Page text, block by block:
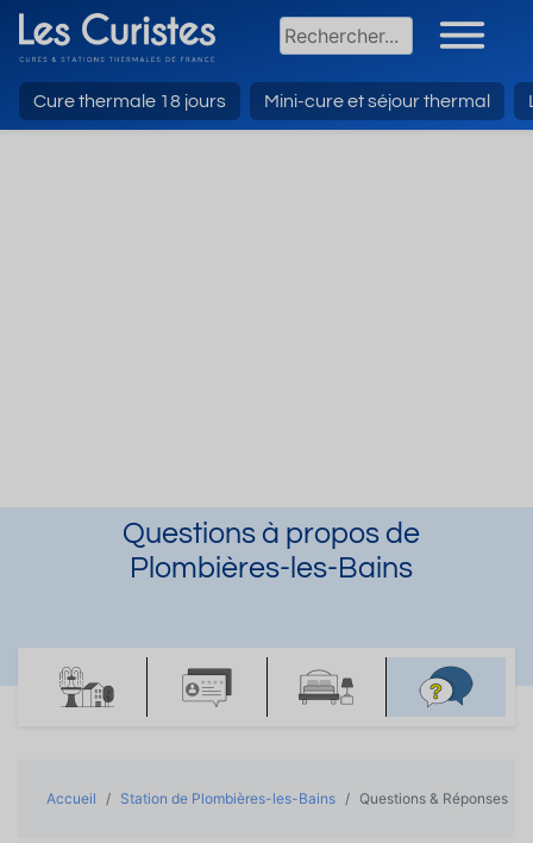
Cure thermale 18 jours Mini-cure et séjour thermal
Questions à propos de
Plombières-les-Bains
Accueil Station de Plombières-les-Bains Questions & Réponses